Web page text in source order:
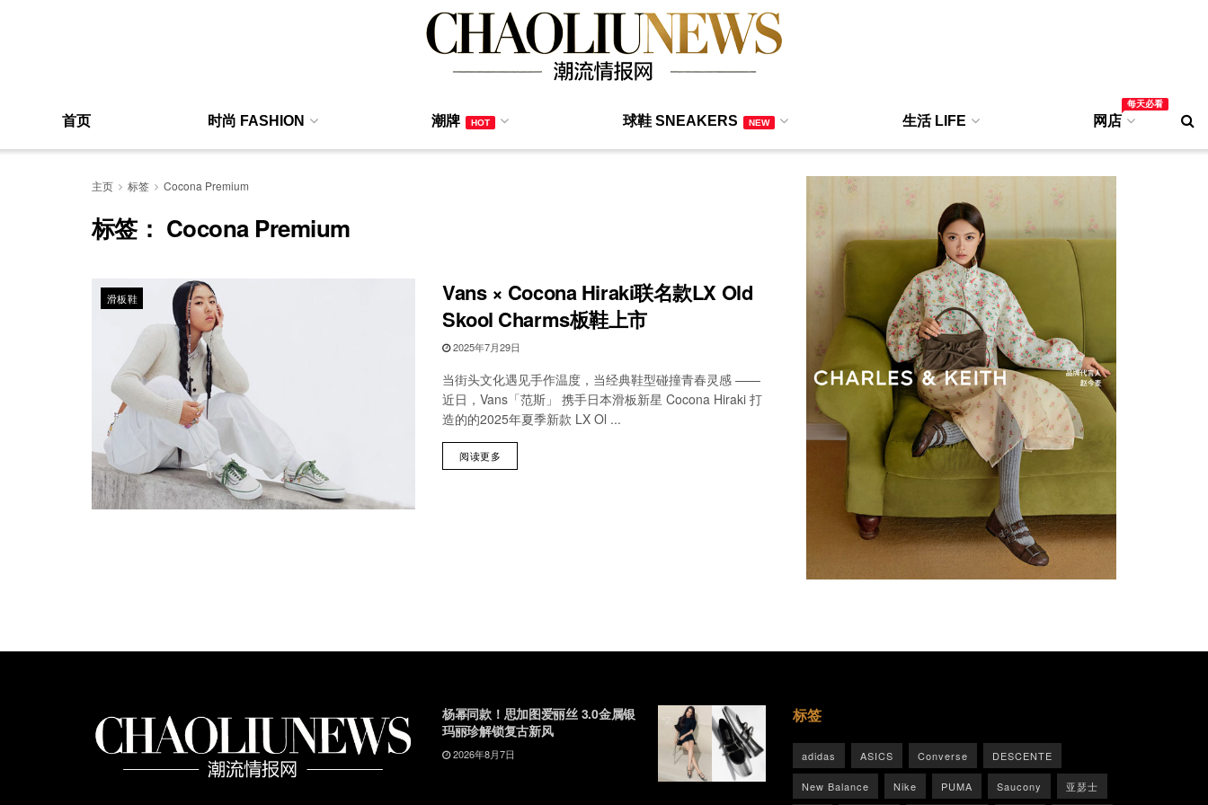
首页 时尚 FASHION 潮牌 HOT 球鞋 SNEAKERS NEW 生活 LIFE 网店
每天必看
主页 标签 Cocona Premium
标签： Cocona Premium
滑板鞋
Vans × Cocona Hiraki联名款LX Old
Skool Charms板鞋上市
2025年7月29日
当街头文化遇见手作温度，当经典鞋型碰撞青春灵感 ——
近日，Vans「范斯」 携手日本滑板新星 Cocona Hiraki 打
造的的2025年夏季新款 LX Ol ...
阅读更多
杨幂同款！思加图爱丽丝 3.0金属银
玛丽珍解锁复古新风
2026年8月7日
标签
adidas ASICS Converse DESCENTE
New Balance Nike PUMA Saucony 亚瑟士